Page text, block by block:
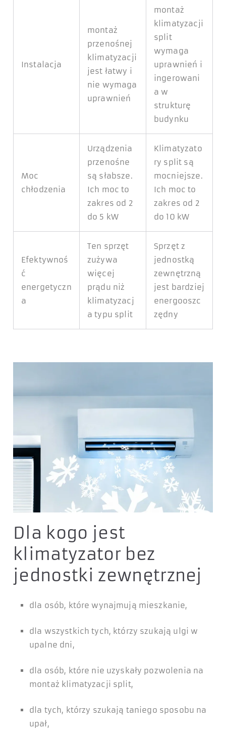
Instalacja
montaż
przenośnej
klimatyzacji
jest łatwy i
nie wymaga
uprawnień
montaż
klimatyzacji
split
wymaga
uprawnień i
ingerowani
a w
strukturę
budynku
Moc
chłodzenia
Urządzenia
przenośne
są słabsze.
Ich moc to
zakres od 2
do 5 kW
Klimatyzato
ry split są
mocniejsze.
Ich moc to
zakres od 2
do 10 kW
Efektywnoś
ć
energetyczn
a
Ten sprzęt
zużywa
więcej
prądu niż
klimatyzacj
a typu split
Sprzęt z
jednostką
zewnętrzną
jest bardziej
energooszc
zędny
Dla kogo jest
klimatyzator bez
jednostki zewnętrznej
dla osób, które wynajmują mieszkanie,
dla wszystkich tych, którzy szukają ulgi w
upalne dni,
dla osób, które nie uzyskały pozwolenia na
montaż klimatyzacji split,
dla tych, którzy szukają taniego sposobu na
upał,